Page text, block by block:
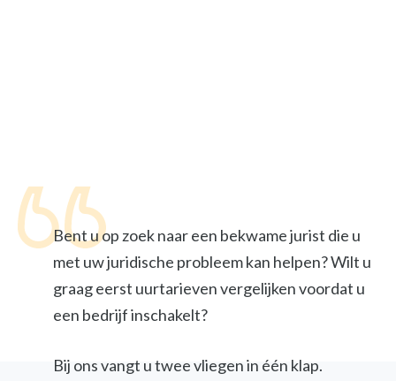
Bent u op zoek naar een bekwame jurist die u
met uw juridische probleem kan helpen? Wilt u
graag eerst uurtarieven vergelijken voordat u
een bedrijf inschakelt?
Bij ons vangt u twee vliegen in één klap.